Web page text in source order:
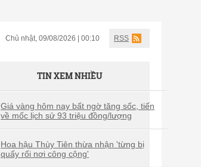
Chủ nhật, 09/08/2026 | 00:10 RSS
TIN XEM NHIỀU
Giá vàng hôm nay bất ngờ tăng sốc, tiến
về mốc lịch sử 93 triệu đồng/lượng
Hoa hậu Thùy Tiên thừa nhận 'từng bị
quấy rối nơi công cộng'